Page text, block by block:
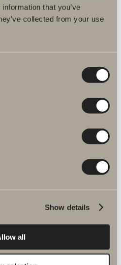
that you’ve
collected from your use
Show details
all
PRODUKT
til badet